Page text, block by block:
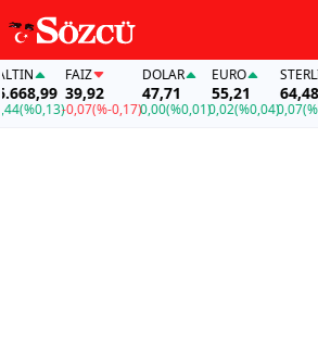
(%0,13)
FAİZ
39,92
-0,07(%-0,17)
DOLAR
47,71
0,00(%0,01)
EURO
55,21
0,02(%0,04)
STERLIN
64,48
0,07